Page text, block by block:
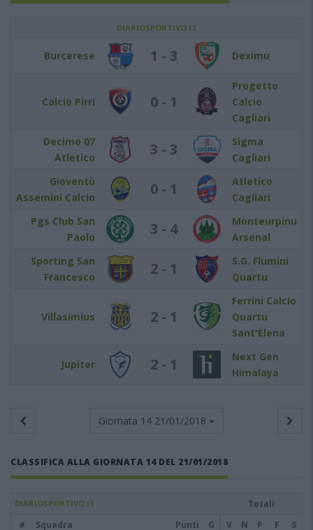
DIARIOSPORTIVO.IT
Burcerese 1 - 3 Deximu
Calcio Pirri 0 - 1
Progetto
Calcio
Cagliari
Decimo 07
Atletico
3 - 3
Sigma
Cagliari
Gioventù
Assemini Calcio
0 - 1
Atletico
Cagliari
Pgs Club San
Paolo
3 - 4
Monteurpinu
Arsenal
Sporting San
Francesco
2 - 1
S.G. Flumini
Quartu
Villasimius 2 - 1
Ferrini Calcio
Quartu
Sant'Elena
Jupiter 2 - 1
Next Gen
Himalaya
Giornata 14 21/01/2018
CLASSIFICA ALLA GIORNATA 14 DEL 21/01/2018
DIARIOSPORTIVO.IT
Totali
#
Squadra Punti G V N P F S